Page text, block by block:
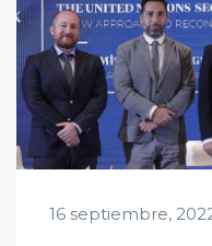
16 septiembre,